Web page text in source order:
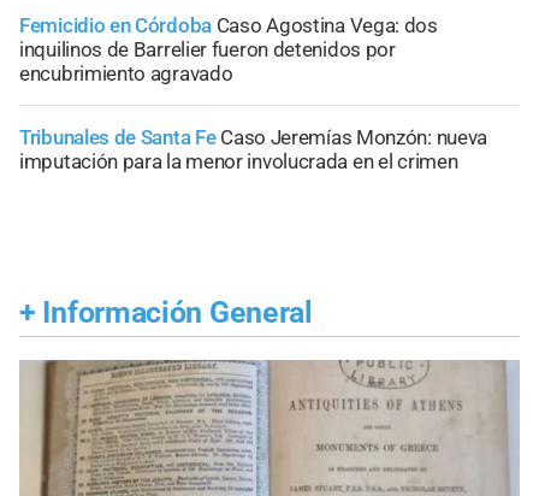
Femicidio en Córdoba Caso Agostina Vega: dos
inquilinos de Barrelier fueron detenidos por
encubrimiento agravado
Tribunales de Santa Fe Caso Jeremías Monzón: nueva
imputación para la menor involucrada en el crimen
+ Información General